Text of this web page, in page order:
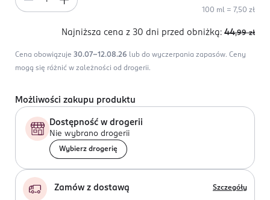
100 ml = 7,50 zł
Najniższa cena z 30 dni przed obniżką: 44,99 zł
Cena obowiązuje 30.07-12.08.26 lub do wyczerpania zapasów. Ceny
mogą się różnić w zależności od drogerii.
Możliwości zakupu produktu
Dostępność w drogerii
Nie wybrano drogerii
Wybierz drogerię
Zamów z dostawą Szczegóły